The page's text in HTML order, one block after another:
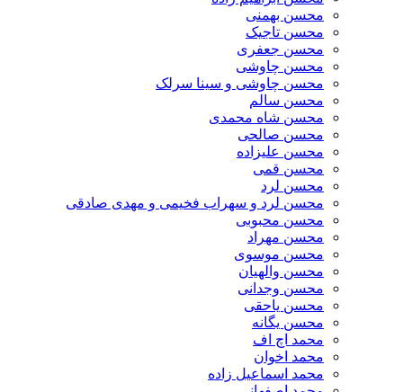
محسن بهمنی
محسن تاجیک
محسن جعفری
محسن چاوشی
محسن چاوشی و سینا سرلک
محسن سالم
محسن شاه محمدی
محسن صالحی
محسن علیزاده
محسن قمی
محسن لرد
محسن لرد و سهراب فخیمی و مهدی صادقی
محسن محبوبی
محسن مهراد
محسن موسوی
محسن والهیان
محسن وجدانی
محسن یاحقی
محسن یگانه
محمد اچ اف
محمد اخوان
محمد اسماعیل زاده